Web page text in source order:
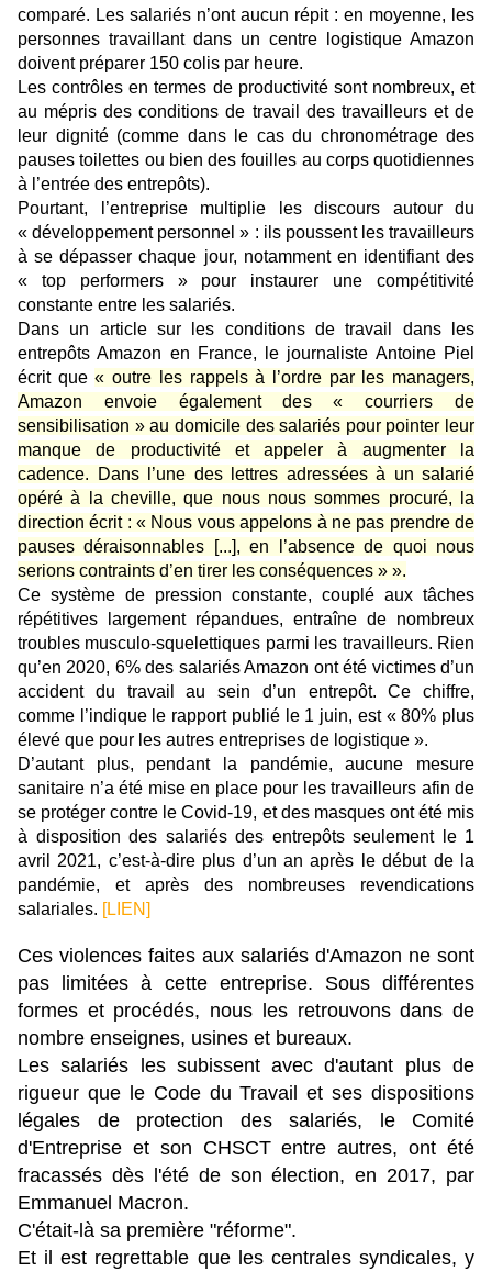
comparé. Les salariés n’ont aucun répit : en moyenne, les
personnes travaillant dans un centre logistique Amazon
doivent préparer 150 colis par heure.
Les contrôles en termes de productivité sont nombreux, et
au mépris des conditions de travail des travailleurs et de
leur dignité (comme dans le cas du chronométrage des
pauses toilettes ou bien des fouilles au corps quotidiennes
à l’entrée des entrepôts).
Pourtant, l’entreprise multiplie les discours autour du
« développement personnel » : ils poussent les travailleurs
à se dépasser chaque jour, notamment en identifiant des
« top performers » pour instaurer une compétitivité
constante entre les salariés.
Dans un articlesur les conditions de travail dans les
entrepôts Amazon en France, le journaliste Antoine Piel
écrit que« outre les rappels à l’ordre par les managers,
Amazon envoie également des « courriers de
sensibilisation » au domicile des salariés pour pointer leur
manque de productivité et appeler à augmenter la
cadence. Dans l’une des lettres adressées à un salarié
opéré à la cheville, que nous nous sommes procuré, la
direction écrit : « Nous vous appelons à ne pas prendre de
pauses déraisonnables [...], en l’absence de quoi nous
serions contraints d’en tirer les conséquences » ».
Ce système de pression constante, couplé aux tâches
répétitives largement répandues, entraîne de nombreux
troubles musculo-squelettiques parmi les travailleurs. Rien
qu’en 2020, 6% des salariés Amazon ont été victimes d’un
accident du travail au sein d’un entrepôt. Ce chiffre,
comme l’indique le rapport publié le 1 juin, est « 80% plus
élevé que pour les autres entreprises de logistique ».
D’autant plus, pendant la pandémie, aucune mesure
sanitaire n’a été mise en place pour les travailleurs afin de
se protéger contre le Covid-19, et des masques ont été mis
à disposition des salariés des entrepôts seulement le 1
avril 2021, c’est-à-dire plus d’un an après le début de la
pandémie, et après des nombreuses revendications
salariales. [LIEN]
Ces violences faites aux salariés d'Amazon ne sont
pas limitées à cette entreprise. Sous différentes
formes et procédés, nous les retrouvons dans de
nombre enseignes, usines et bureaux.
Les salariés les subissent avec d'autant plus de
rigueur que le Code du Travail et ses dispositions
légales de protection des salariés, le Comité
d'Entreprise et son CHSCT entre autres, ont été
fracassés dès l'été de son élection, en 2017, par
Emmanuel Macron.
C'était-là sa première "réforme".
Et il est regrettable que les centrales syndicales, y